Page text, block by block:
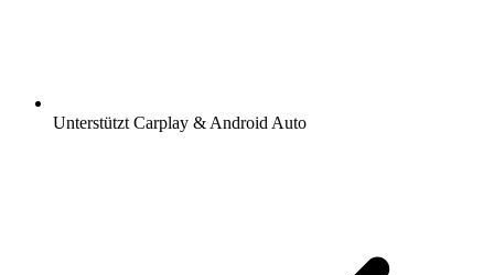
Unterstützt Carplay & Android Auto